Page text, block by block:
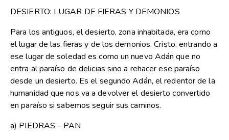
DESIERTO: LUGAR DE FIERAS Y DEMONIOS
Para los antiguos, el desierto, zona inhabitada, era como
el lugar de las fieras y de los demonios. Cristo, entrando a
ese lugar de soledad es como un nuevo Adán que no
entra al paraíso de delicias sino a rehacer ese paraíso
desde un desierto. Es el segundo Adán, el redentor de la
humanidad que nos va a devolver el desierto convertido
en paraíso si sabemos seguir sus caminos.
a) PIEDRAS – PAN